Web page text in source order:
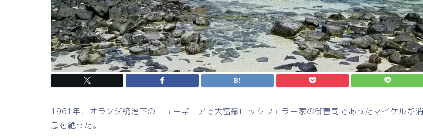
1961年、オランダ統治下のニューギニアで大富豪ロックフェラー家の御曹司であったマイケルが消
息を絶った。